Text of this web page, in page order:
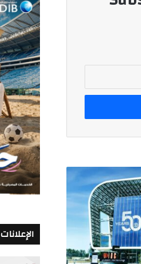
الإعلانات